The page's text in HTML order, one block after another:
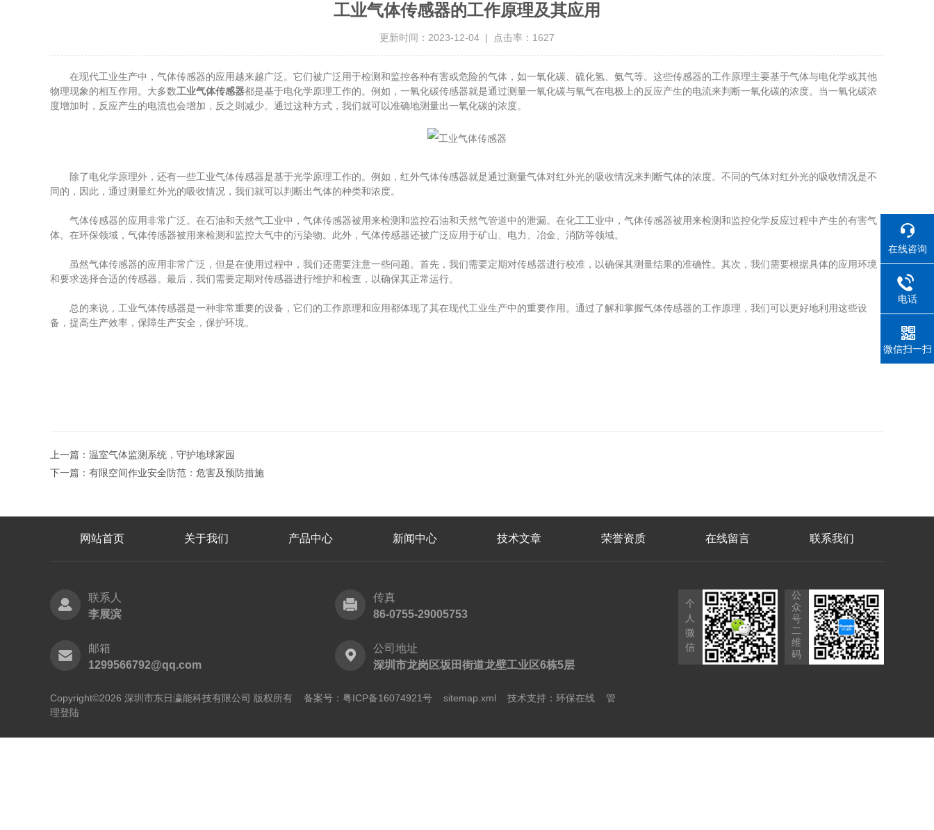
工业气体传感器的工作原理及其应用
更新时间：2023-12-04 | 点击率：1627
在现代工业生产中，气体传感器的应用越来越广泛。它们被广泛用于检测和监控各种有害或危险的气体，如一氧化碳、硫化氢、氨气等。这些传感器的工作原理主要基于气体与电化学或其他
物理现象的相互作用。大多数工业气体传感器都是基于电化学原理工作的。例如，一氧化碳传感器就是通过测量一氧化碳与氧气在电极上的反应产生的电流来判断一氧化碳的浓度。当一氧化碳浓
度增加时，反应产生的电流也会增加，反之则减少。通过这种方式，我们就可以准确地测量出一氧化碳的浓度。
除了电化学原理外，还有一些工业气体传感器是基于光学原理工作的。例如，红外气体传感器就是通过测量气体对红外光的吸收情况来判断气体的浓度。不同的气体对红外光的吸收情况是不
同的，因此，通过测量红外光的吸收情况，我们就可以判断出气体的种类和浓度。
气体传感器的应用非常广泛。在石油和天然气工业中，气体传感器被用来检测和监控石油和天然气管道中的泄漏。在化工工业中，气体传感器被用来检测和监控化学反应过程中产生的有害气
体。在环保领域，气体传感器被用来检测和监控大气中的污染物。此外，气体传感器还被广泛应用于矿山、电力、冶金、消防等领域。
虽然气体传感器的应用非常广泛，但是在使用过程中，我们还需要注意一些问题。首先，我们需要定期对传感器进行校准，以确保其测量结果的准确性。其次，我们需要根据具体的应用环境
和要求选择合适的传感器。最后，我们需要定期对传感器进行维护和检查，以确保其正常运行。
总的来说，工业气体传感器是一种非常重要的设备，它们的工作原理和应用都体现了其在现代工业生产中的重要作用。通过了解和掌握气体传感器的工作原理，我们可以更好地利用这些设
备，提高生产效率，保障生产安全，保护环境。
上一篇： 温室气体监测系统，守护地球家园
下一篇： 有限空间作业安全防范：危害及预防措施
网站首页 关于我们 产品中心 新闻中心 技术文章 荣誉资质 在线留言 联系我们
联系人
李展滨
传真
86-0755-29005753
邮箱
1299566792@qq.com
公司地址
深圳市龙岗区坂田街道龙壁工业区6栋5层
个
人
微
信
公
众
号
二
维
码
Copyright©2026 深圳市东日瀛能科技有限公司 版权所有 备案号：粤ICP备16074921号 sitemap.xml 技术支持： 环保在线
管
理登陆
在线咨询
电话
微信扫一扫